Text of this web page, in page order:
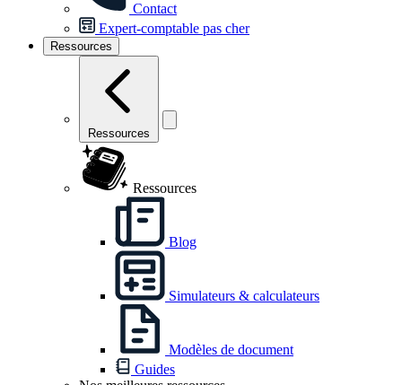
Contact
Expert-comptable pas cher
Ressources
Ressources
Ressources
Blog
Simulateurs & calculateurs
Modèles de document
Guides